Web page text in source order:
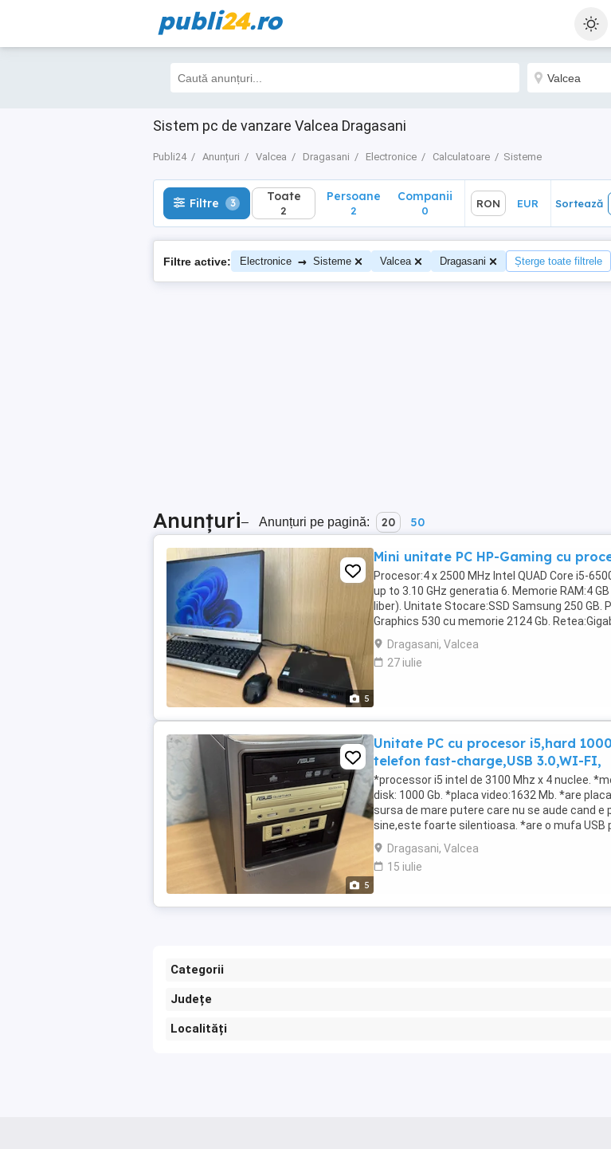
publi24.ro
Sistem pc de vanzare Valcea Dragasani
Publi24 Anunțuri Valcea Dragasani Electronice Calculatoare Sisteme
Filtre 3 Toate
2
Sortează
Filtre 3 Toate
2
Persoane
2
Companii
0
RON EUR Sortează
Filtre active: Electronice → Sisteme Valcea Dragasani Șterge toate filtrele
Anunțuri– Anunțuri pe pagină: 20 50
5
Mini unitate PC HP-Gaming cu
Procesor:4 x 2500 MHz Intel QUAD Core i5-
up to 3.10 GHz generatia 6. Memorie RAM:4
liber). Unitate Stocare:SSD Samsung 250 GB.
Graphics 530 cu memorie 2124 Gb.
Conectivitate:1 x RJ45. 4 x USB 3.0 2 x uSB2.0 1
Dragasani, Valcea
27 iulie
5
Unitate PC cu procesor i5,hard
telefon fast-charge,USB 3.0,WI-FI,
*processor i5 intel de 3100 Mhz x 4 nuclee.
disk: 1000 Gb. *placa video:1632 Mb. *are
sursa de mare putere care nu se aude cand e
sine,este foarte silentioasa. *are o mufa USB
smartphone fast-charge. *are ...
Dragasani, Valcea
15 iulie
Categorii
Județe
Localități